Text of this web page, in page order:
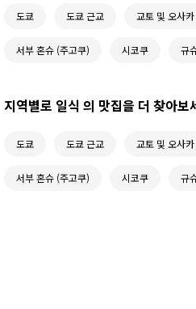
도쿄 도쿄 근교 교토 및 오사
서부 혼슈 (주고쿠) 시코쿠 규
지역별로 일식 의 맛집을 더 찾아보
도쿄 도쿄 근교 교토 및 오사
서부 혼슈 (주고쿠) 시코쿠 규